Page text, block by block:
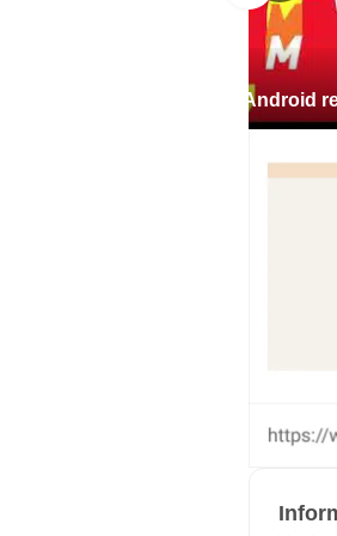
menipis,
Selain
karena
Perlu
Snaptube untuk Trailer Android